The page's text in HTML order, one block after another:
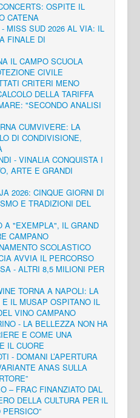
OSPITE IL
CATENA
MISS SUD 2026 AL VIA: IL
FINALE DI
IL CAMPO SCUOLA
CIVILE
CRITERI MENO
DELLA TARIFFA
"SECONDO ANALISI
CUMVIVERE: LA
DI CONDIVISIONE,
- VINALIA CONQUISTA I
ARTE E GRANDI
2026: CINQUE GIORNI DI
E TRADIZIONI DEL
A "EXEMPLA", IL GRAND
CAMPANO
SCOLASTICO
AVVIA IL PERCORSO
- ALTRI 8,5 MILIONI PER
TORNA A NAPOLI: LA
IL MUSAP OSPITANO IL
VINO CAMPANO
- LA BELLEZZA NON HA
E COME UNA
IL CUORE
- DOMANI L’APERTURA
ANAS SULLA
– FRAC FINANZIATO DAL
DELLA CULTURA PER IL